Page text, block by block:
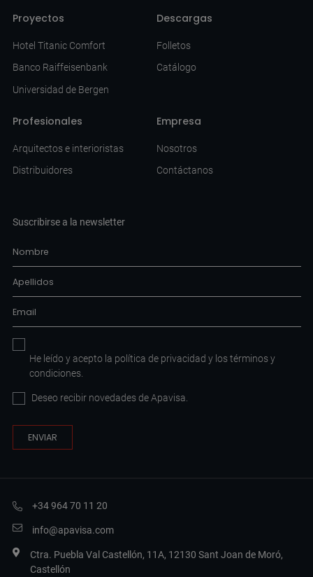
Proyectos
Hotel Titanic Comfort
Banco Raiffeisenbank
Universidad de Bergen
Descargas
Folletos
Catálogo
Profesionales
Arquitectos e interioristas
Distribuidores
Empresa
Nosotros
Contáctanos
Suscribirse a la newsletter
He leído y acepto la política de privacidad y lostérminos y
condiciones.
Deseo recibir novedades de Apavisa.
+34 964 70 11 20
info@apavisa.com
Ctra. Puebla Val Castellón, 11A, 12130 Sant Joan de Moró,
Castellón